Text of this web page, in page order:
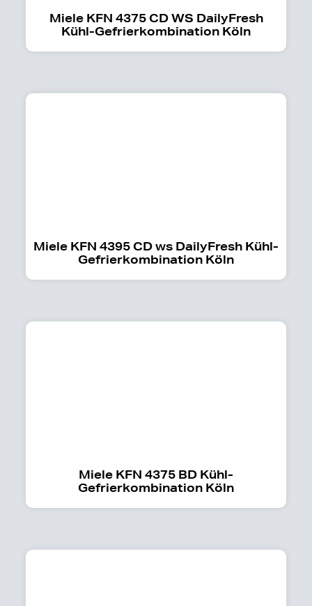
Miele KFN 4375 CD WS DailyFresh
Kühl-Gefrierkombination Köln
Miele KFN 4395 CD ws DailyFresh Kühl-
Gefrierkombination Köln
Miele KFN 4375 BD Kühl-
Gefrierkombination Köln